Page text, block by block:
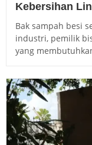
Kebersihan
Bak sampah besi
industri, pemilik
yang